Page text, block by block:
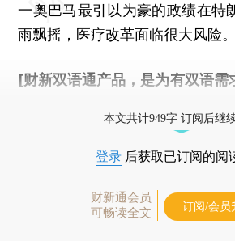
一奥巴马最引以为豪的政绩在特
雨飘摇，医疗改革面临很大风险。
[财新双语通产品，是为有双语需
本文共计949字 订阅后继
登录 后获取已订阅的阅
财新通会员
可畅读全文
订阅/会员